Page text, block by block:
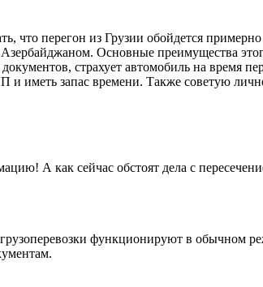
что перегон из Грузии обойдется
Основные преимущества
страхует автомобиль на время
иметь запас времени. Также советую
А как сейчас обстоят дела с
функционируют в обычном